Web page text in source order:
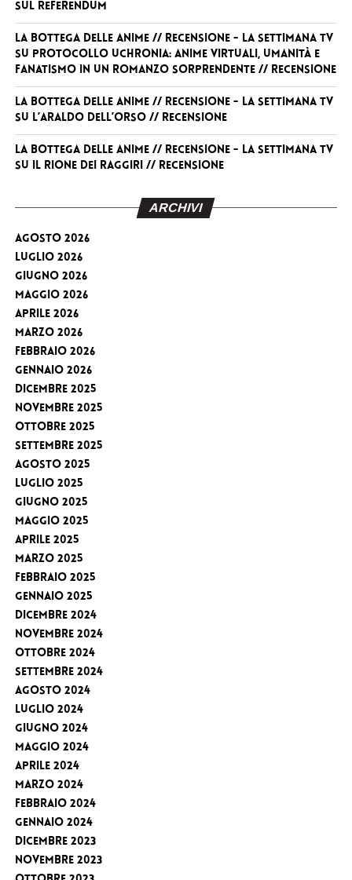
sul referendum
La Bottega delle Anime // RECENSIONE - La Settimana TV
su Protocollo Uchronia: anime virtuali, umanità e
fanatismo in un romanzo sorprendente // RECENSIONE
La Bottega delle Anime // RECENSIONE - La Settimana TV
su L’Araldo dell’Orso // RECENSIONE
La Bottega delle Anime // RECENSIONE - La Settimana TV
su Il Rione dei Raggiri // RECENSIONE
ARCHIVI
Agosto 2026
Luglio 2026
Giugno 2026
Maggio 2026
Aprile 2026
Marzo 2026
Febbraio 2026
Gennaio 2026
Dicembre 2025
Novembre 2025
Ottobre 2025
Settembre 2025
Agosto 2025
Luglio 2025
Giugno 2025
Maggio 2025
Aprile 2025
Marzo 2025
Febbraio 2025
Gennaio 2025
Dicembre 2024
Novembre 2024
Ottobre 2024
Settembre 2024
Agosto 2024
Luglio 2024
Giugno 2024
Maggio 2024
Aprile 2024
Marzo 2024
Febbraio 2024
Gennaio 2024
Dicembre 2023
Novembre 2023